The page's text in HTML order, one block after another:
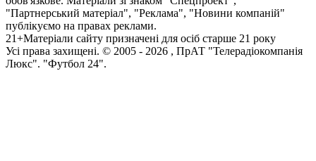
"Партнерський матеріал", "Реклама", "Новини компаній"
публікуємо на правах реклами.
21+Матеріали сайту призначені для осіб старше 21 року
Усi права захищенi. © 2005 - 2026 , ПрАТ "Телерадіокомпанія
Люкс". "Футбол 24".